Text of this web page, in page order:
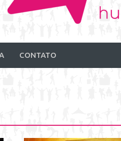
CONTATO